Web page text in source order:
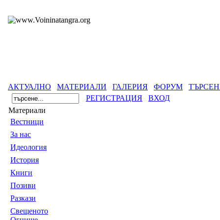
АКТУАЛНО МАТЕРИАЛИ ГАЛЕРИЯ ФОРУМ
РЕГИСТРАЦИЯ
ВХОД
Материали
Вестници
За нас
Идеология
История
Книги
Позиви
Разкази
Свещеното